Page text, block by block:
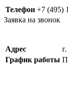
Телефон +7 (495)
Заявка на звонок
Адрес
График работы